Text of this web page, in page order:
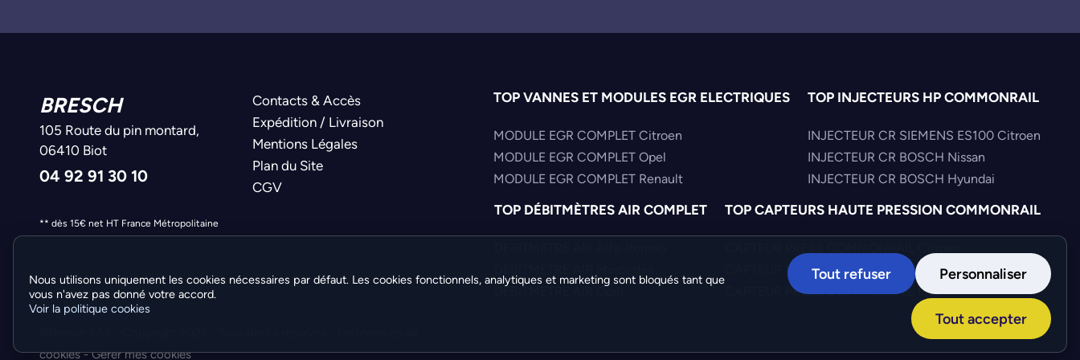
0237020146
0237020149
BRESCH
105 Route du pin montard,
06410 Biot
04 92 91 30 10
Contacts & Accès
Expédition / Livraison
Mentions Légales
Plan du Site
CGV
** dès 15€ net HT France Métropolitaine
TOP VANNES ET MODULES EGR ELECTRIQUES
MODULE EGR COMPLET Citroen
MODULE EGR COMPLET Opel
MODULE EGR COMPLET Renault
TOP INJECTEURS HP COMMONRAIL
INJECTEUR CR SIEMENS ES100 Citroen
INJECTEUR CR BOSCH Nissan
INJECTEUR CR BOSCH Hyundai
TOP DÉBITMÈTRES AIR COMPLET
DEBITMETRE AIR Opel
TOP CAPTEURS HAUTE PRESSION COMMONRAIL
CAPTEUR PRESS COMMONRAIL Mercedes
CAPTEUR PRESS COMMONRAIL Fiat
cookies-Gérer mes cookies
Création :
Nous utilisons uniquement les cookies nécessaires par défaut. Les cookies fonctionnels, analytiques et marketing sont bloqués tant que
vous n'avez pas donné votre accord.
Voir la politique cookies
Tout refuser Personnaliser
Tout accepter